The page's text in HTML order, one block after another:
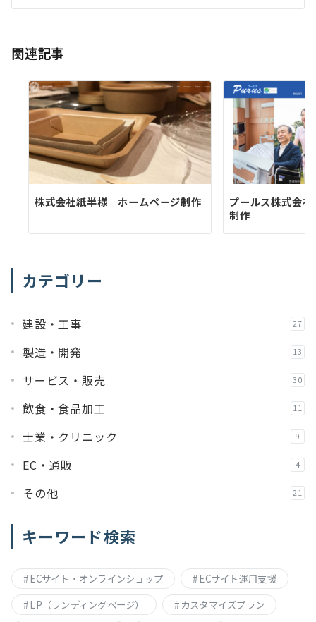
シ
ン
関連記事
株式会社紙半様 ホームページ制作
プールス株式会
制作
カテゴリー
建設・工事 27
製造・開発 13
サービス・販売 30
飲食・食品加工 11
士業・クリニック 9
EC・通販 4
その他 21
キーワード検索
ECサイト・オンラインショップ
ECサイト運用支援
LP（ランディングページ）
カスタマイズプラン